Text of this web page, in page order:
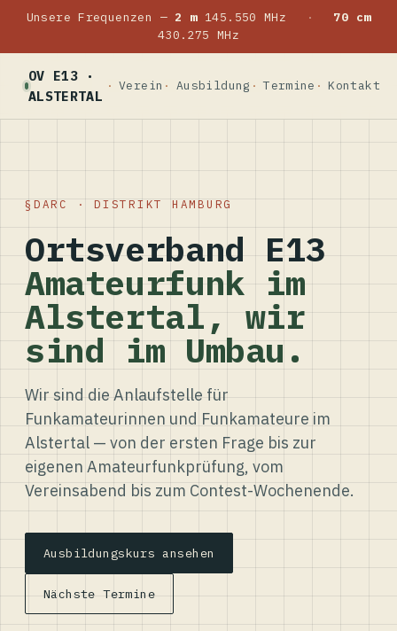
Unsere Frequenzen — 2 m145.550 MHz ·
70 cm
430.275 MHz
OV E13 ·
ALSTERTAL
Verein Ausbildung Termine Kontakt
DARC · DISTRIKT HAMBURG
Ortsverband E13
Amateurfunk im
Alstertal, wir
sind im Umbau.
Wir sind die Anlaufstelle für
Funkamateurinnen und Funkamateure im
Alstertal — von der ersten Frage bis zur
eigenen Amateurfunkprüfung, vom
Vereinsabend bis zum Contest-Wochenende.
Ausbildungskurs ansehen
Nächste Termine